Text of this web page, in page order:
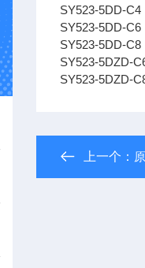
SY523-5DD-C4
SY523-5DD-C6
SY523-5DD-C8
SY523-5DZD-
SY523-5DZD-
上一个：